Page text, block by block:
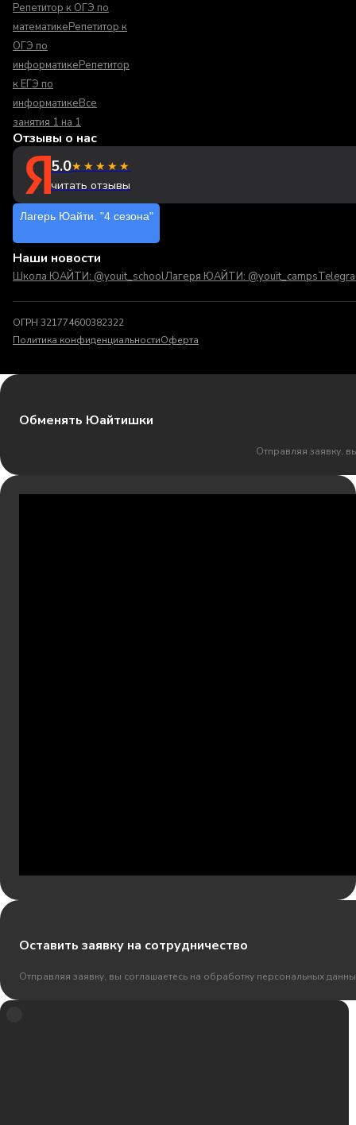
Репетитор к ОГЭ по
математикеРепетитор к
ОГЭ по
информатикеРепетитор
к ЕГЭ по
информатикеВсе
занятия 1 на 1
Отзывы о нас
5.0★★★★★
читать отзывы
Лагерь Юайти. "4 сезона"
Наши новости
Школа ЮАЙТИ: @youit_schoolЛагеря ЮАЙТИ: @youit_camps
ОГРН 321774600382322
Политика конфиденциальностиОферта
Обменять Юайтишки
Отправляя заявку,
Оставить заявку на сотрудничество
Отправляя заявку, вы соглашаетесь на обработку персональных